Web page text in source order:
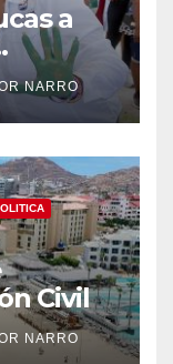
a
NARRO
Civil
NARRO